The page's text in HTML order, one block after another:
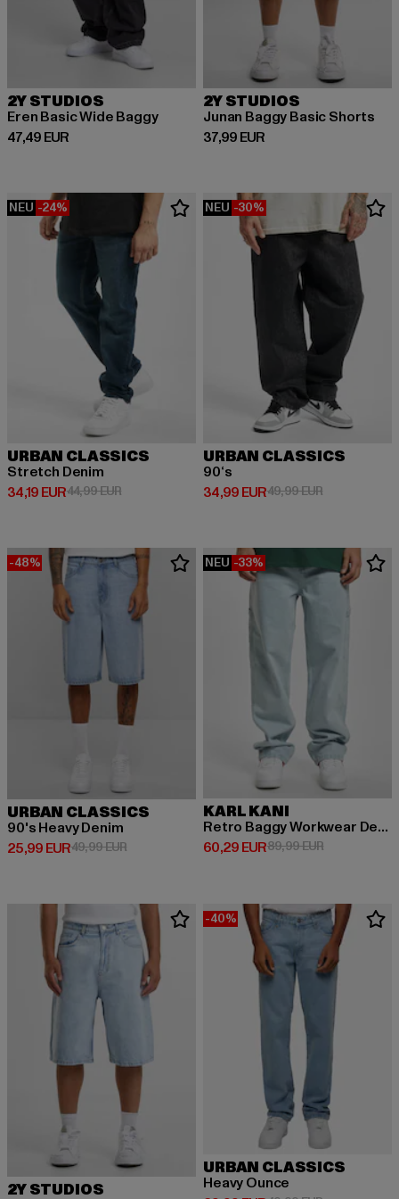
2Y STUDIOS
Eren Basic Wide Baggy
47,49 EUR
Derzeitiger Preis: 47,49 EUR
2Y STUDIOS
Junan Baggy Basic Shorts
37,99 EUR
Derzeitiger Preis: 37,99 EUR
NEU -24%
URBAN CLASSICS
Stretch Denim
34,19 EUR
Derzeitiger Preis: 34,19 EUR
44,99 EURAktionspreis: 44,99 EUR
NEU -30%
URBAN CLASSICS
90‘s
34,99 EUR
Derzeitiger Preis: 34,99 EUR
49,99 EURAktionspreis:
-48%
URBAN CLASSICS
90's Heavy Denim
25,99 EUR
Derzeitiger Preis: 25,99 EUR
49,99 EURAktionspreis: 49,99 EUR
NEU -33%
KARL KANI
Retro Baggy Workwear Denim Loose Fit
60,29 EUR
Derzeitiger Preis: 60,29 EUR
89,99 EURAktionspreis:
2Y STUDIOS
-40%
URBAN CLASSICS
Heavy Ounce